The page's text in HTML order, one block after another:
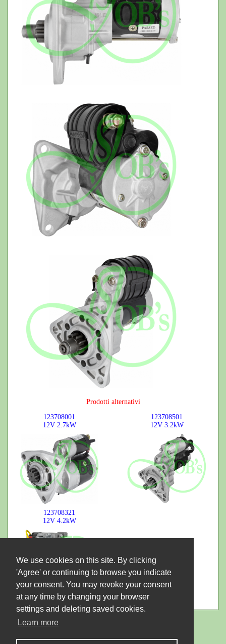
We use cookies on this site. By clicking
'Agree' or continuing to browse you indicate
your consent. You may revoke your consent
at any time by changing your browser
settings and deleting saved cookies.
Learn more
Prodotti alternativi
123708001
12V 2.7kW
123708501
12V 3.2kW
123708321
12V 4.2kW